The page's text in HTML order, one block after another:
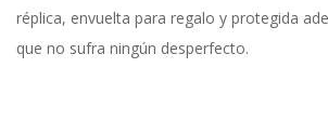
réplica, envuelta para regalo y protegida
que no sufra ningún desperfecto.